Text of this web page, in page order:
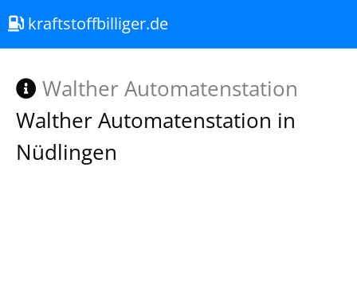
kraftstoffbilliger.de
Walther Automatenstation
Walther Automatenstation in
Nüdlingen